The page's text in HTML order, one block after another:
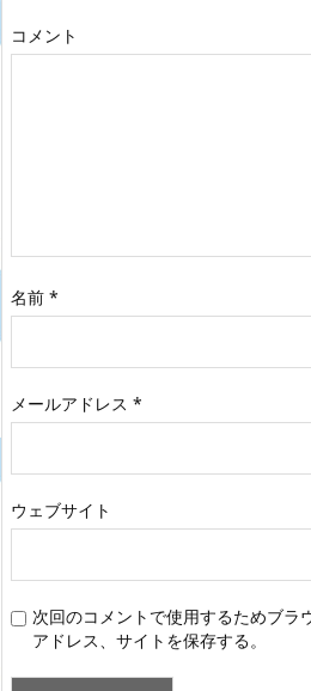
コメント
名前 *
メールアドレス *
ウェブサイト
次回のコメントで使用するためブラ
アドレス、サイトを保存する。